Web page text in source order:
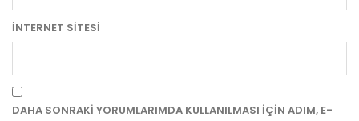
İNTERNET SITESI
DAHA SONRAKI YORUMLARIMDA KULLANILMASI IÇIN ADIM, E-